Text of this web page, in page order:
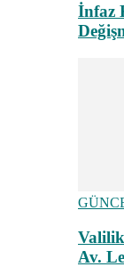
İnfaz
Av.